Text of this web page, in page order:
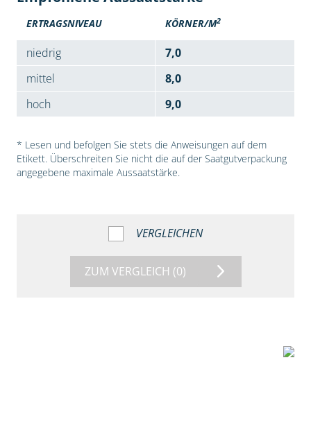
ERTRAGSNIVEAU KÖRNER/M2
niedrig
7,0
mittel
8,0
hoch
9,0
* Lesen und befolgen Sie stets die Anweisungen auf dem
Etikett. Überschreiten Sie nicht die auf der Saatgutverpackung
angegebene maximale Aussaatstärke.
VERGLEICHEN
ZUM VERGLEICH (0)